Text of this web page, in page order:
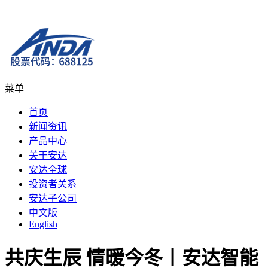
菜单
首页
新闻资讯
产品中心
关于安达
安达全球
投资者关系
安达子公司
中文版
English
共庆生辰 情暖今冬丨安达智能